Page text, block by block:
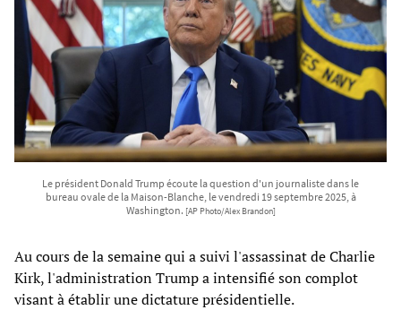
Le président Donald Trump écoute la question d'un journaliste dans le
bureau ovale de la Maison-Blanche, le vendredi 19 septembre 2025, à
Washington. [AP Photo/Alex Brandon]
Au cours de la semaine qui a suivi l'assassinat de Charlie
Kirk, l'administration Trump a intensifié son complot
visant à établir une dictature présidentielle.